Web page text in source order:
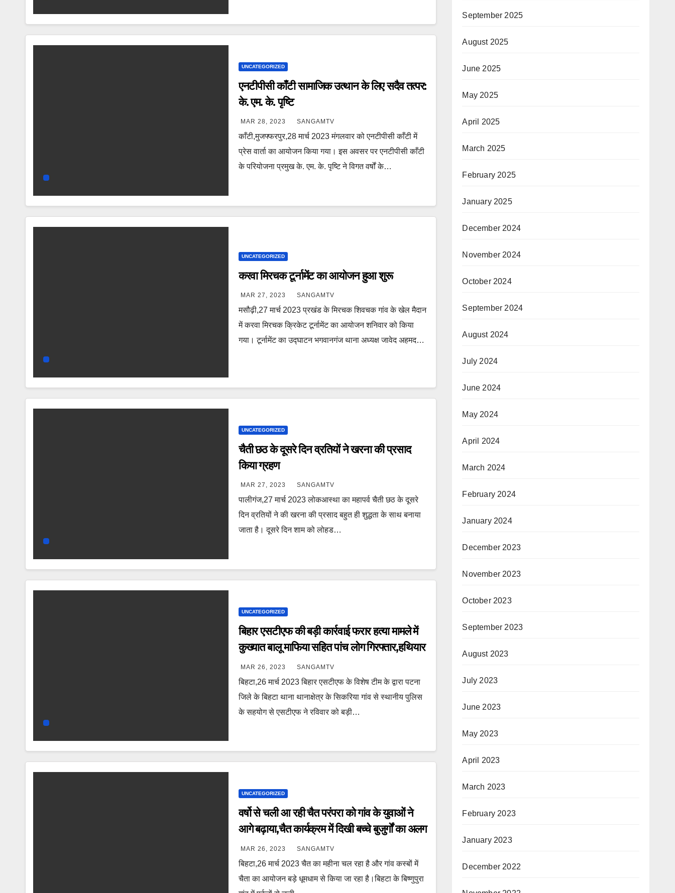
UNCATEGORIZED
एनटीपीसी काँटी सामाजिक उत्थान के लिए सदैव तत्पर:
के. एम. के. पृष्टि
MAR 28, 2023 SANGAMTV
काँटी,मुजफ्फरपुर,28 मार्च 2023 मंगलवार को एनटीपीसी काँटी में
प्रेस वार्ता का आयोजन किया गया। इस अवसर पर एनटीपीसी काँटी
के परियोजना प्रमुख के. एम. के. पृष्टि ने विगत वर्षों के…
UNCATEGORIZED
करवा मिरचक टूर्नामेंट का आयोजन हुआ शुरू
MAR 27, 2023 SANGAMTV
मसौढ़ी,27 मार्च 2023 प्रखंड के मिरचक शिवचक गांव के खेल मैदान
में करवा मिरचक क्रिकेट टूर्नामेंट का आयोजन शनिवार को किया
गया। टूर्नामेंट का उद्घाटन भगवानगंज थाना अध्यक्ष जावेद अहमद…
UNCATEGORIZED
चैती छठ के दूसरे दिन व्रतियों ने खरना की प्रसाद
किया ग्रहण
MAR 27, 2023 SANGAMTV
पालीगंज,27 मार्च 2023 लोकआस्था का महापर्व चैती छठ के दूसरे
दिन व्रतियों ने की खरना की प्रसाद बहुत ही शुद्धता के साथ बनाया
जाता है। दूसरे दिन शाम को लोहड…
UNCATEGORIZED
बिहार एसटीएफ की बड़ी कार्रवाई फरार हत्या मामले में
कुख्यात बालू माफिया सहित पांच लोग गिरफ्तार,हथियार
जिंदा कारतूस भी बरामद
MAR 26, 2023 SANGAMTV
बिहटा,26 मार्च 2023 बिहार एसटीएफ के विशेष टीम के द्वारा पटना
जिले के बिहटा थाना थानाक्षेत्र के सिकरिया गांव से स्थानीय पुलिस
के सहयोग से एसटीएफ ने रविवार को बड़ी…
UNCATEGORIZED
वर्षो से चली आ रही चैत परंपरा को गांव के युवाओं ने
आगे बढ़ाया,चैत कार्यक्रम में दिखी बच्चे बुजुर्गों का अलग
ही अंदाज
MAR 26, 2023 SANGAMTV
बिहटा,26 मार्च 2023 चैत का महीना चल रहा है और गांव कस्बों में
चैता का आयोजन बड़े धूमधाम से किया जा रहा है।बिहटा के बिष्णुपुरा
September 2025
August 2025
June 2025
May 2025
April 2025
March 2025
February 2025
January 2025
December 2024
November 2024
October 2024
September 2024
August 2024
July 2024
June 2024
May 2024
April 2024
March 2024
February 2024
January 2024
December 2023
November 2023
October 2023
September 2023
August 2023
July 2023
June 2023
May 2023
April 2023
March 2023
February 2023
January 2023
December 2022